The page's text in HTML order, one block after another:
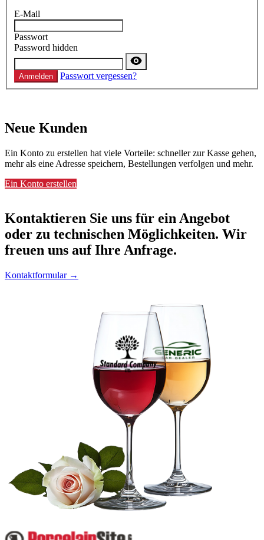
E-Mail
Passwort
Password hidden
Anmelden Passwort vergessen?
Neue Kunden
Ein Konto zu erstellen hat viele Vorteile: schneller zur Kasse gehen,
mehr als eine Adresse speichern, Bestellungen verfolgen und mehr.
Ein Konto erstellen
Kontaktieren Sie uns für ein Angebot
oder zu technischen Möglichkeiten. Wir
freuen uns auf Ihre Anfrage.
Kontaktformular →